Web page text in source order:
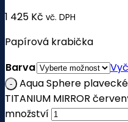
1 425 Kč vč. DPH
Papírová krabička
Barva
Aqua Sphere plavecké
TITANIUM MIRROR
množství